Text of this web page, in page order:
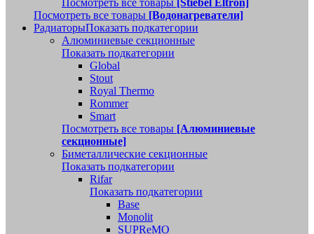
Посмотреть все товары [Stiebel Eltron]
Посмотреть все товары [Водонагреватели]
РадиаторыПоказать подкатегории
Алюминиевые секционные
Показать подкатегории
Global
Stout
Royal Thermo
Rommer
Smart
Посмотреть все товары [Алюминиевые
секционные]
Биметаллические секционные
Показать подкатегории
Rifar
Показать подкатегории
Base
Monolit
SUPReMO